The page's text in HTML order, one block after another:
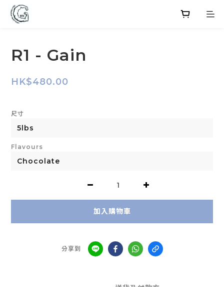
R1 - Gain
HK$480.00
尺寸
Flavours
加入購物車
分享到